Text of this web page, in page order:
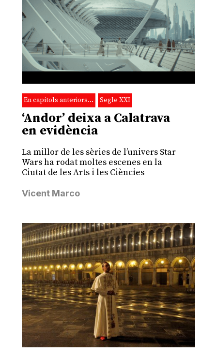
En capítols anteriors… Segle XXI
‘Andor’ deixa a Calatrava
en evidència
La millor de les sèries de l’univers Star
Wars ha rodat moltes escenes en la
Ciutat de les Arts i les Ciències
Vicent Marco